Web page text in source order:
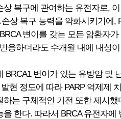
상 복구에 관여하는 유전자로,
손상 복구 능력을 약화시키기
변이를 갖는 모든 암환자
응하더라도 수개월 내에 내성
BRCA1 변이가 있는 유방암 및
현 정도에 따라 PARP 억제제
는 구체적인 기전 또한 제시
한다. 따라서 BRCA 유전자